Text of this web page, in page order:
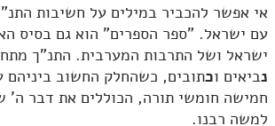
אי אפשר להכביר במילים על חשיבות
עם ישראל. "ספר הספרים" הוא גם בסיס
ישראל ושל התרבות המערבית. התנ"ך
נביאים וכתובים, כשהחלק החשוב ביניהם
חמישה חומשי תורה, הכוללים את דבר ה'
למשה רבנו.